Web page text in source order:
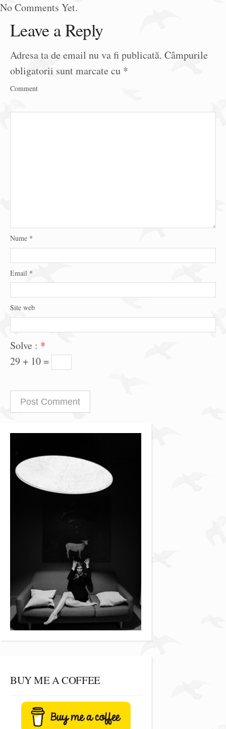
No Comments Yet.
Leave a Reply
Adresa ta de email nu va fi publicată. Câmpurile
obligatorii sunt marcate cu *
Comment
Nume *
Email *
Site web
Solve : *
29 + 10 =
BUY ME A COFFEE